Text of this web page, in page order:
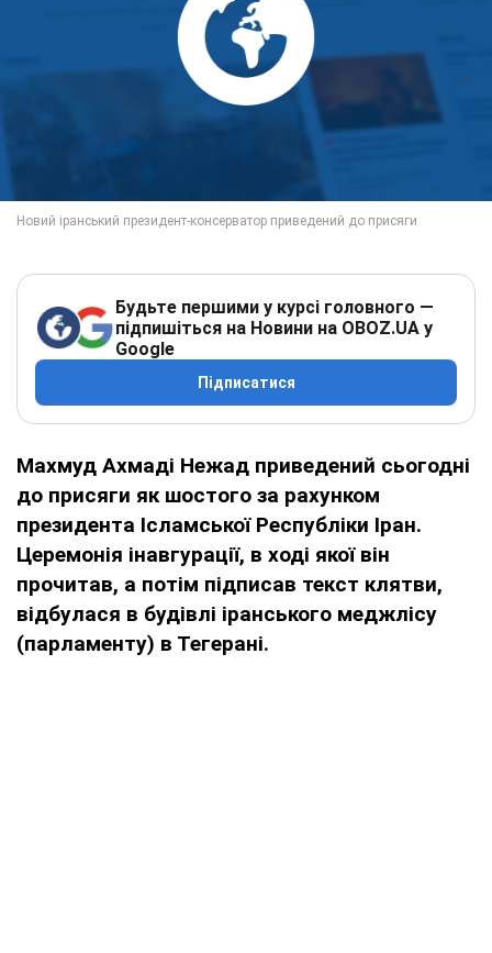
Будьте першими у курсі головного —
підпишіться на Новини на OBOZ.UA у
Google
Підписатися
Махмуд Ахмаді Нежад приведений сьогодні
до присяги як шостого за рахунком
президента Ісламської Республіки Іран.
Церемонія інавгурації, в ході якої він
прочитав, а потім підписав текст клятви,
відбулася в будівлі іранського меджлісу
(парламенту) в Тегерані.